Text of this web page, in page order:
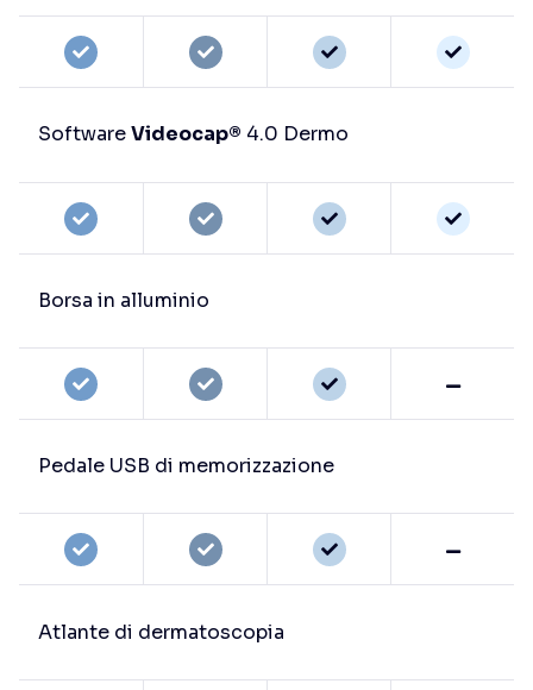
SoftwareVideocap® 4.0 Dermo
Borsa in alluminio
Pedale USB di memorizzazione
Atlante di dermatoscopia